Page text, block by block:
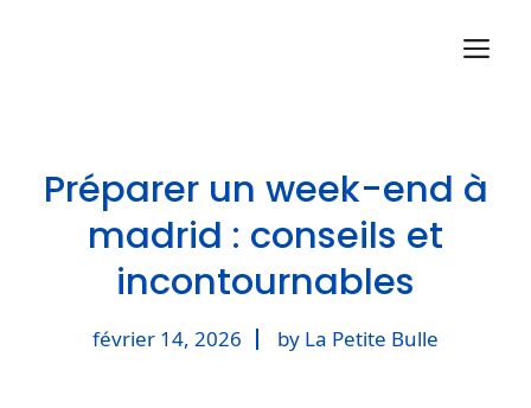
Préparer un week-end à
madrid : conseils et
incontournables
février 14, 2026 by La Petite Bulle